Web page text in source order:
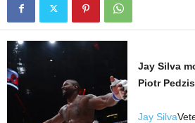
Jay Silva
Piotr
Jay Silva